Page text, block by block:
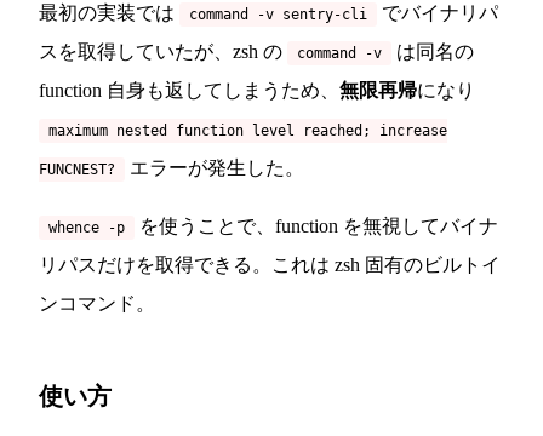
最初の実装では command -v sentry-cli
でバイナリパ
スを取得していたが、zsh の
command -v
は同名の
function 自身も返してしまうため、 無限再帰になり
maximum nested function level reached; increase
FUNCNEST? エラーが発生した。
whence -p
を使うことで、function を無視してバイナ
リパスだけを取得できる。これは zsh 固有のビルトイ
ンコマンド。
使い方